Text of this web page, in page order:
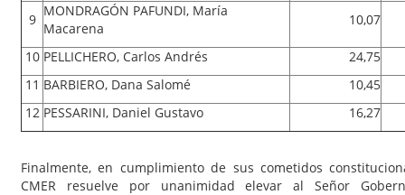
9
MONDRAGÓN PAFUNDI, María
Macarena
10,07
10 PELLICHERO, Carlos Andrés
24,75
11 BARBIERO, Dana Salomé
10,45
12 PESSARINI, Daniel Gustavo 16,27
Finalmente, en cumplimiento de sus cometidos
CMER resuelve por unanimidad elevar al Señor